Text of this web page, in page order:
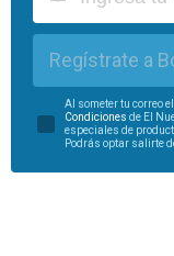
Regístrate a
Al someter tu correo
Condiciones de El
especiales de
Podrás optar salirte